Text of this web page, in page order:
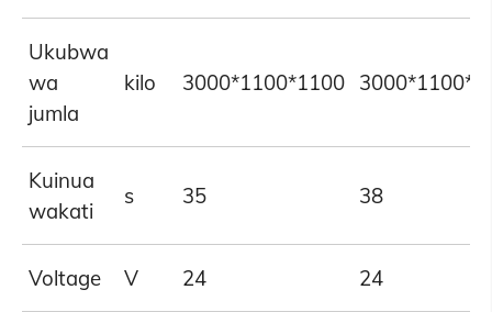
Ukubwa
wa
jumla
kilo 3000*1100*1100
Kuinua
wakati
s 35 38
Voltage V 24 24